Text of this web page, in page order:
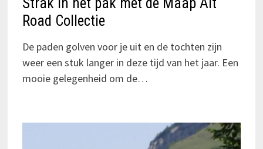
Strak in het pak met de Maap Alt
Road Collectie
De paden golven voor je uit en de tochten zijn
weer een stuk langer in deze tijd van het jaar. Een
mooie gelegenheid om de…